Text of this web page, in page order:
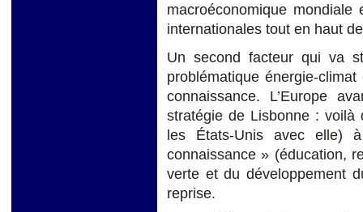
macroéconomique
internationales tout en haut
Un second facteur qui va
problématique énergie-
connaissance. L’Europe
stratégie de Lisbonne : voilà
les États-Unis avec elle)
connaissance » (éducation,
verte et du développement
reprise.